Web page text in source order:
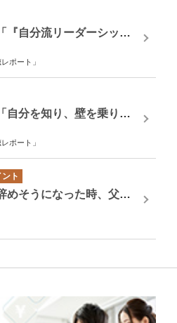
北澤豪さん「『自分流リーダーシップ』がチームを変える」【講演拝聴レポート】
ポート」
北澤豪さん「自分を知り、壁を乗り越える～Jリーガーのモチベーションアップ思考法」…
ポート」
ト
サッカーを辞めそうになった時、父親の一言が僕を変えました